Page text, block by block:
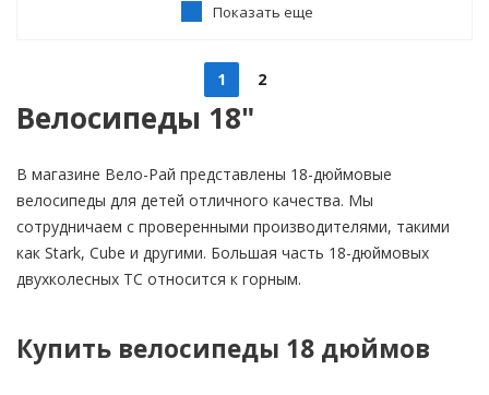
Показать еще
1 2
Велосипеды 18"
В магазине Вело-Рай представлены 18-дюймовые
велосипеды для детей отличного качества. Мы
сотрудничаем с проверенными производителями, такими
как Stark, Cube и другими. Большая часть 18-дюймовых
двухколесных ТС относится к горным.
Купить велосипеды 18 дюймов